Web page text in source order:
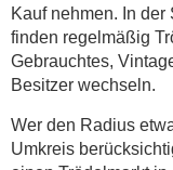
Kauf nehmen. In
finden regelmäßig
Gebrauchtes,
Besitzer wechseln.
Wer den Radius
Umkreis